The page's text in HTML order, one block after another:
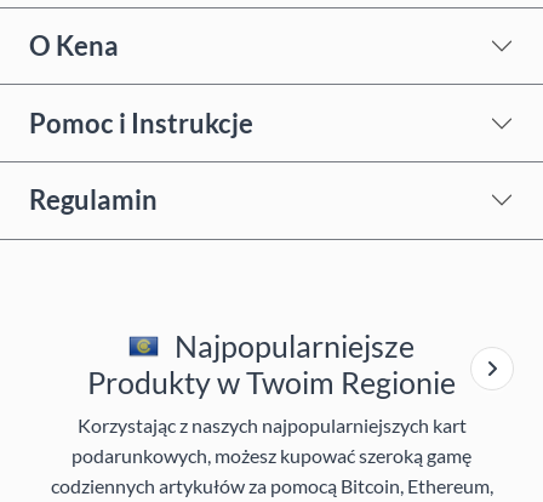
O Kena
Pomoc i Instrukcje
Regulamin
Najpopularniejsze
Produkty w Twoim Regionie
Korzystając z naszych najpopularniejszych kart
podarunkowych, możesz kupować szeroką gamę
codziennych artykułów za pomocą Bitcoin, Ethereum,